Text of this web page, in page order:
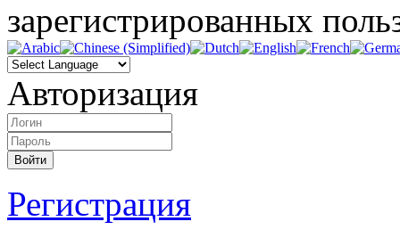
зарегистрированных
Авторизация
Регистрация